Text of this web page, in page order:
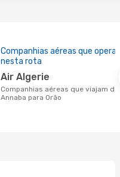
Companhias aéreas que operam
nesta rota
Air Algerie
Companhias aéreas que viajam de
Annaba para Orão